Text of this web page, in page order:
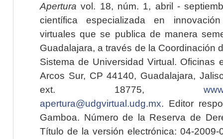
Apertura vol. 18, núm. 1, abril -
científica especializada en
virtuales que se publica de manera
Guadalajara, a través de la Coordinación
Sistema de Universidad Virtual. Oficinas
Arcos Sur, CP 44140, Guadalajara,
ext. 18775,
apertura@udgvirtual.udg.mx. Editor
Gamboa. Número de la Reserva de
Título de la versión electrónica: 04-2009-